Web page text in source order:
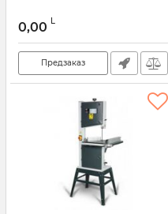
0,00 L
Предзаказ